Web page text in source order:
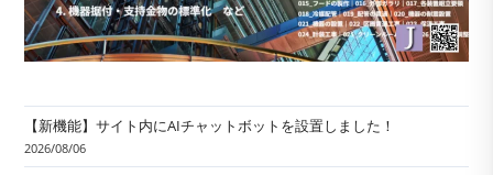
【新機能】サイト内にAIチャットボットを設置しました！
2026/08/06